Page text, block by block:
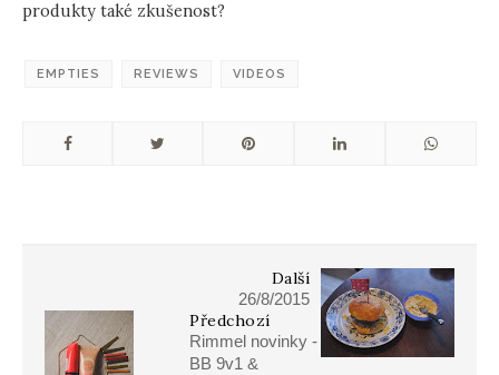
produkty také zkušenost?
EMPTIES REVIEWS VIDEOS
Další
26/8/2015
Předchozí
Rimmel novinky -
BB 9v1 &